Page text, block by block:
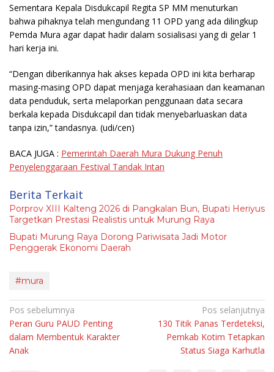
Sementara Kepala Disdukcapil Regita SP MM menuturkan
bahwa pihaknya telah mengundang 11 OPD yang ada dilingkup
Pemda Mura agar dapat hadir dalam sosialisasi yang di gelar 1
hari kerja ini.
“Dengan diberikannya hak akses kepada OPD ini kita berharap
masing-masing OPD dapat menjaga kerahasiaan dan keamanan
data penduduk, serta melaporkan penggunaan data secara
berkala kepada Disdukcapil dan tidak menyebarluaskan data
tanpa izin,” tandasnya. (udi/cen)
BACA JUGA : Pemerintah Daerah Mura Dukung Penuh
Penyelenggaraan Festival Tandak Intan
Berita Terkait
Porprov XIII Kalteng 2026 di Pangkalan Bun, Bupati Heriyus
Targetkan Prestasi Realistis untuk Murung Raya
Bupati Murung Raya Dorong Pariwisata Jadi Motor
Penggerak Ekonomi Daerah
#mura
Navigasi
pos
Pos sebelumnya
Peran Guru PAUD Penting
dalam Membentuk Karakter
Anak
Pos selanjutnya
130 Titik Panas Terdeteksi,
Pemkab Kotim Tetapkan
Status Siaga Karhutla